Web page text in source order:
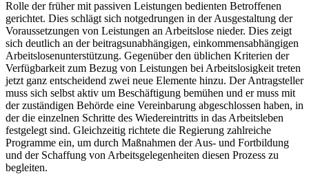
Rolle der früher mit passiven Leistungen bedienten Betroffenen
gerichtet. Dies schlägt sich notgedrungen in der Ausgestaltung der
Voraussetzungen von Leistungen an Arbeitslose nieder. Dies zeigt
sich deutlich an der beitragsunabhängigen, einkommensabhängigen
Arbeitslosenunterstützung. Gegenüber den üblichen Kriterien der
Verfügbarkeit zum Bezug von Leistungen bei Arbeitslosigkeit treten
jetzt ganz entscheidend zwei neue Elemente hinzu. Der Antragsteller
muss sich selbst aktiv um Beschäftigung bemühen und er muss mit
der zuständigen Behörde eine Vereinbarung abgeschlossen haben, in
der die einzelnen Schritte des Wiedereintritts in das Arbeitsleben
festgelegt sind. Gleichzeitig richtete die Regierung zahlreiche
Programme ein, um durch Maßnahmen der Aus- und Fortbildung
und der Schaffung von Arbeitsgelegenheiten diesen Prozess zu
begleiten.